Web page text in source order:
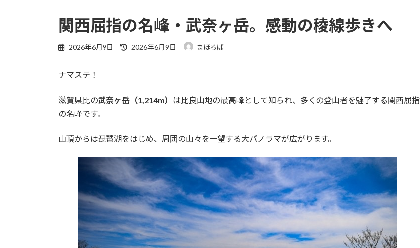
関西屈指の名峰・武奈ヶ岳。感動の稜線歩きへ
2026年6月9日
最
時
2026年6月9日 まほろば
ナマステ！
滋賀県比の武奈ヶ岳（1,214m） は比良山地の最高峰として知られ、多くの登山者を魅了する関西屈指
の名峰です。
山頂からは琵琶湖をはじめ、周囲の山々を一望する大パノラマが広がります。